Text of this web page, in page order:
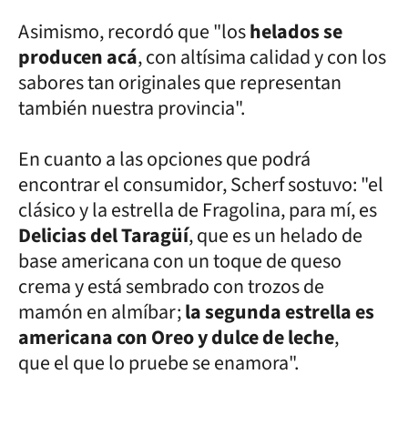
Asimismo, recordó que "loshelados se
producen acá, con altísima calidad y con los
sabores tan originales que representan
también nuestra provincia".
En cuanto a las opciones que podrá
encontrar el consumidor, Scherf sostuvo: "el
clásico y la estrella de Fragolina, para mí, es
Delicias del Taragüí, que es un helado de
base americana con un toque de queso
crema y está sembrado con trozos de
mamón en almíbar;la segunda estrella es
americana con Oreo y dulce de leche,
que el que lo pruebe se enamora".